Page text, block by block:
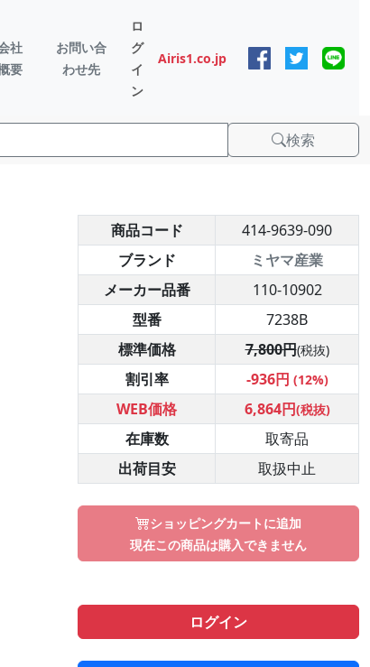
社
要
お問い合
わせ先
ロ
グ
イ
ン
Airis1.co.jp
検索
商品コード
414-9639-090
ブランド
ミヤマ産業
メーカー品番
110-10902
型番
7238B
標準価格
7,800円(税抜)
割引率 -936円 (12%)
WEB価格 6,864円(税抜)
在庫数
取寄品
出荷目安
取扱中止
ショッピングカートに追加
現在この商品は購入できません
ログイン